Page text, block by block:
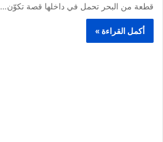
قطعة من البحر تحمل في داخلها قصة تكوّن…
أكمل القراءة »